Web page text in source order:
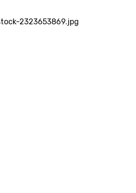
nazaj na politični oder.